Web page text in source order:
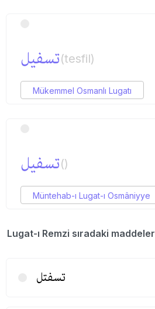
تسفیل(tesfil)
Mükemmel Osmanlı Lugatı
تسفیل()
Müntehab-ı Lugat-ı Osmâniyye
Lugat-ı Remzi sıradaki maddeler
تسفتل